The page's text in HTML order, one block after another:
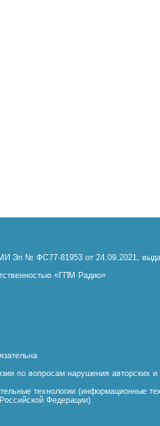
Эл № ФС77-81953 от 24.09.2021,
«ГПМ Радио»
по вопросам нарушения авторских
технологии (информационные
Федерации)